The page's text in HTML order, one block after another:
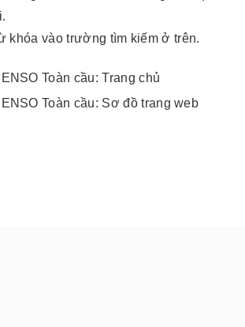
khóa vào trường tìm kiếm ở trên.
Toàn cầu: Trang chủ
Toàn cầu: Sơ đồ trang web